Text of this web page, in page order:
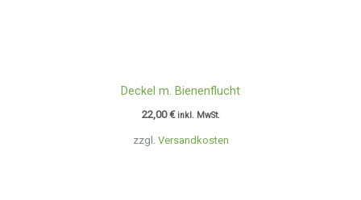
zzgl. Versandkosten
Deckel m. Bienenflucht
22,00€ inkl. MwSt.